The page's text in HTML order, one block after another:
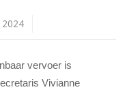
vervoer is
Vivianne